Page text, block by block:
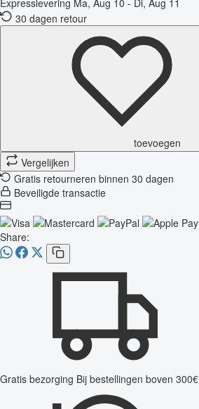
Expresslevering Ma, Aug 10 - Di, Aug 11
30 dagen retour
toevoegen
Vergelijken
Gratis retourneren binnen 30 dagen
Beveiligde transactie
Share:
Gratis bezorging Bij bestellingen boven 300€